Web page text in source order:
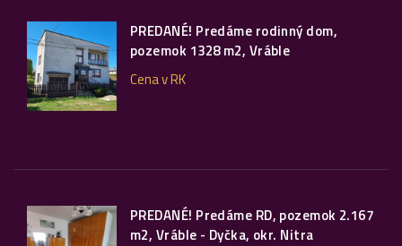
PREDANÉ! Predáme rodinný dom,
pozemok 1328 m2, Vráble
Cena v RK
PREDANÉ! Predáme RD, pozemok 2.167
m2, Vráble - Dyčka, okr. Nitra